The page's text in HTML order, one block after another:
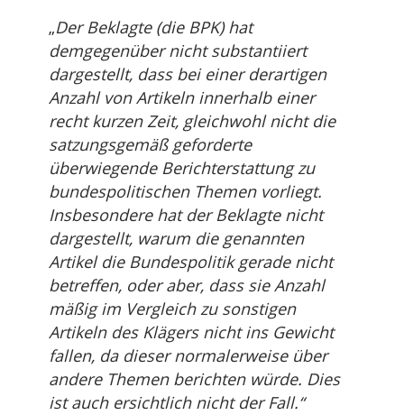
„Der Beklagte (die BPK) hat
demgegenüber nicht substantiiert
dargestellt, dass bei einer derartigen
Anzahl von Artikeln innerhalb einer
recht kurzen Zeit, gleichwohl nicht die
satzungsgemäß geforderte
überwiegende Berichterstattung zu
bundespolitischen Themen vorliegt.
Insbesondere hat der Beklagte nicht
dargestellt, warum die genannten
Artikel die Bundespolitik gerade nicht
betreffen, oder aber, dass sie Anzahl
mäßig im Vergleich zu sonstigen
Artikeln des Klägers nicht ins Gewicht
fallen, da dieser normalerweise über
andere Themen berichten würde. Dies
ist auch ersichtlich nicht der Fall.“